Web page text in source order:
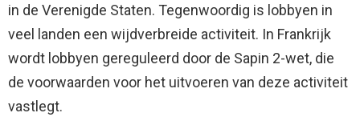
in de Verenigde Staten. Tegenwoordig is lobbyen in
veel landen een wijdverbreide activiteit. In Frankrijk
wordt lobbyen gereguleerd door de Sapin 2-wet, die
de voorwaarden voor het uitvoeren van deze activiteit
vastlegt.